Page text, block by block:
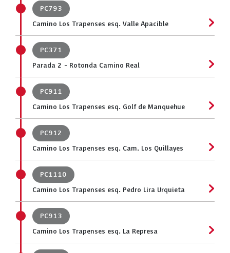
PC793
Camino Los Trapenses esq. Valle Apacible
PC371
Parada 2 - Rotonda Camino Real
PC911
Camino Los Trapenses esq. Golf de Manquehue
PC912
Camino Los Trapenses esq. Cam. Los Quillayes
PC1110
Camino Los Trapenses esq. Pedro Lira Urquieta
PC913
Camino Los Trapenses esq. La Represa